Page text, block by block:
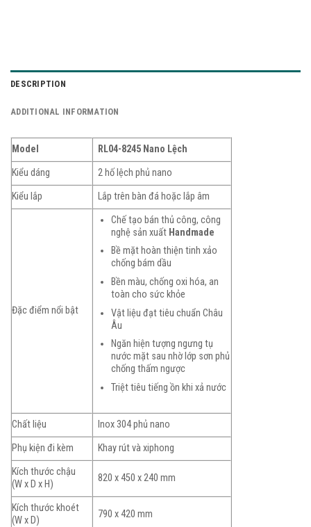
DESCRIPTION
ADDITIONAL INFORMATION
Model
RL04-8245 Nano Lệch
Kiểu dáng
2 hố lệch phủ nano
Kiểu lắp
Lắp trên bàn đá hoặc lắp âm
Đặc điểm nổi bật
Chế tạo bán thủ công, công
nghệ sản xuất Handmade
Bề mặt hoàn thiện tinh xảo
chống bám dầu
Bền màu, chống oxi hóa, an
toàn cho sức khỏe
Vật liệu đạt tiêu chuẩn Châu
Âu
Ngăn hiện tượng ngưng tụ
nước mặt sau nhờ lớp sơn phủ
chống thấm ngược
Triệt tiêu tiếng ồn khi xả nước
Chất liệu
Inox 304 phủ nano
Phụ kiện đi kèm
Khay rút và xiphong
Kích thước chậu
(W x D x H)
820 x 450 x 240 mm
Kích thước khoét
(W x D)
790 x 420 mm